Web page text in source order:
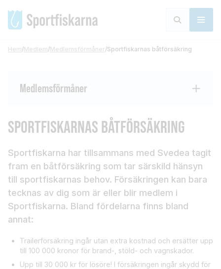
Hem/Medlem/Medlemsförmåner/Sportfiskarnas båtförsäkring
Medlemsförmåner
SPORTFISKARNAS BÅTFÖRSÄKRING
Sportfiskarna har tillsammans med Svedea tagit
fram en båtförsäkring som tar särskild hänsyn
till sportfiskarnas behov. Försäkringen kan bara
tecknas av dig som är eller blir medlem i
Sportfiskarna. Bland fördelarna finns bland
annat:
Trailerförsäkring ingår utan extra kostnad och ersätter upp
till 100 000 kronor för brand-, stöld- och vagnskador.
Upp till 30 000 kr för lösöre! I försäkringen ingår skydd för